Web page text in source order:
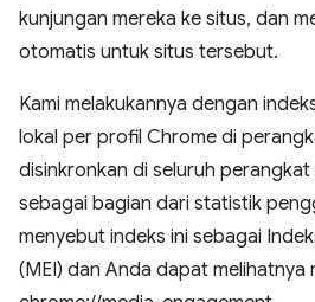
kunjungan mereka ke situs, dan
otomatis untuk situs tersebut.
Kami melakukannya dengan
lokal per profil Chrome di
disinkronkan di seluruh
sebagai bagian dari statistik
menyebut indeks ini sebagai
(MEI) dan Anda dapat melihatnya